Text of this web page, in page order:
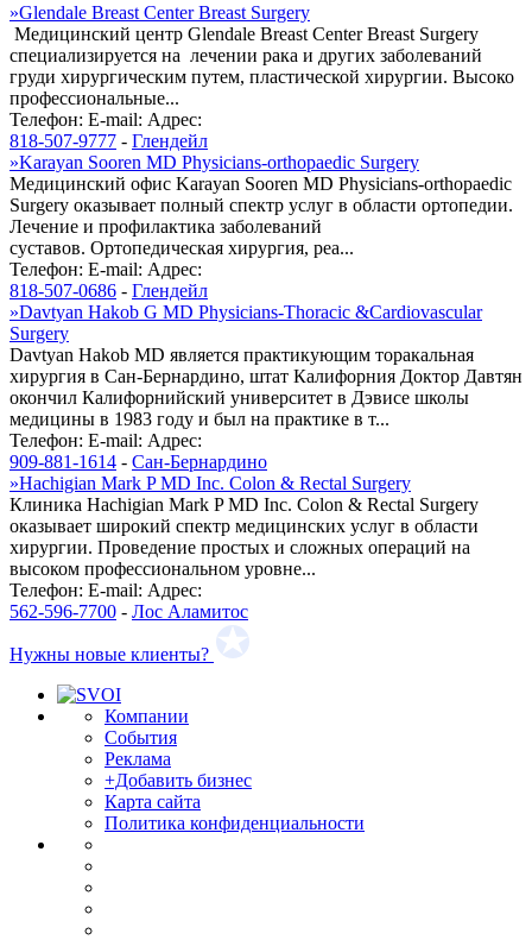
»Glendale Breast Center Breast Surgery
Медицинский центр Glendale Breast Center Breast Surgery
специализируется на лечении рака и других заболеваний
груди хирургическим путем, пластической хирургии. Высоко
профессиональные...
Телефон: E-mail: Адрес:
818-507-9777 - Глендейл
»Karayan Sooren MD Physicians-orthopaedic Surgery
Медицинский офис Karayan Sooren MD Physicians-orthopaedic
Surgery оказывает полный спектр услуг в области ортопедии.
Лечение и профилактика заболеваний
суставов. Ортопедическая хирургия, реа...
Телефон: E-mail: Адрес:
818-507-0686 - Глендейл
»Davtyan Hakob G MD Physicians-Thoracic &Cardiovascular
Surgery
Davtyan Hakob MD является практикующим торакальная
хирургия в Сан-Бернардино, штат Калифорния Доктор Давтян
окончил Калифорнийский университет в Дэвисе школы
медицины в 1983 году и был на практике в т...
Телефон: E-mail: Адрес:
909-881-1614 - Сан-Бернардино
»Hachigian Mark P MD Inc. Colon & Rectal Surgery
Клиника Hachigian Mark P MD Inc. Colon & Rectal Surgery
оказывает широкий спектр медицинских услуг в области
хирургии. Проведение простых и сложных операций на
высоком профессиональном уровне...
Телефон: E-mail: Адрес:
562-596-7700 - Лос Аламитос
Нужны новые клиенты?
Компании
События
Реклама
+Добавить бизнес
Карта сайта
Политика конфиденциальности